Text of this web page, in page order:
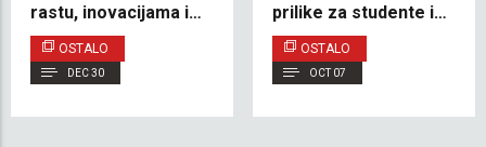
rastu, inovacijama i
budućnosti visokog
obrazovanja
OSTALO
DEC 30
prilike za studente i
nastavno osoblje
Odsjeka za političke
nauke i međunarodne
OSTALO
OCT 07